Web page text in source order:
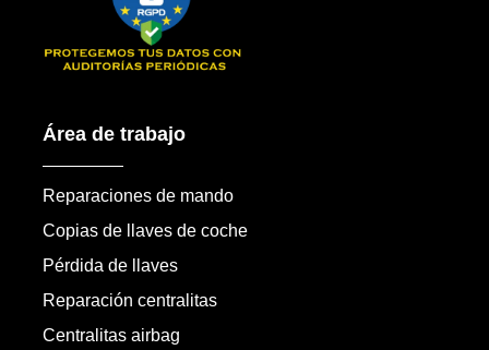
Área de trabajo
Reparaciones de mando
Copias de llaves de coche
Pérdida de llaves
Reparación centralitas
Centralitas airbag